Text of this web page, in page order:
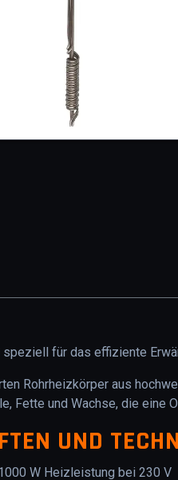
für das effiziente
Rohrheizkörper aus
Fette und Wachse, die eine
UND
W Heizleistung bei 230 V